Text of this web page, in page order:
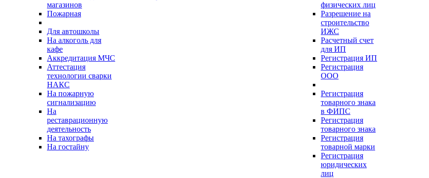
магазинов
Пожарная
Для автошколы
На алкоголь для
кафе
Аккредитация МЧС
Аттестация
технологии сварки
НАКС
На пожарную
сигнализацию
На
реставрационную
деятельность
На тахографы
На гостайну
физических лиц
Разрешение на
строительство
ИЖС
Расчетный счет
для ИП
Регистрация ИП
Регистрация
ООО
Регистрация
товарного знака
в ФИПС
Регистрация
товарного знака
Регистрация
товарной марки
Регистрация
юридических
лиц